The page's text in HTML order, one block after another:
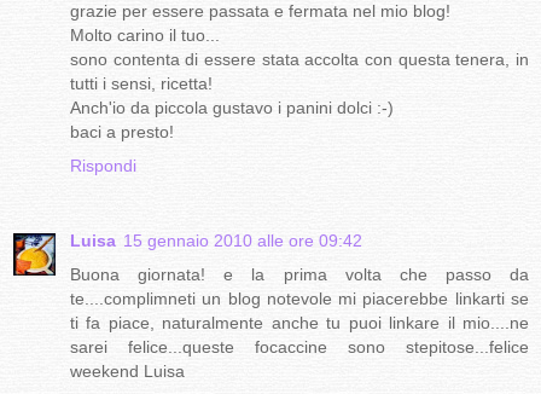
grazie per essere passata e fermata nel mio blog!
Molto carino il tuo...
sono contenta di essere stata accolta con questa tenera, in
tutti i sensi, ricetta!
Anch'io da piccola gustavo i panini dolci :-)
baci a presto!
Rispondi
Luisa 15 gennaio 2010 alle ore 09:42
Buona giornata! e la prima volta che passo da
te....complimneti un blog notevole mi piacerebbe linkarti se
ti fa piace, naturalmente anche tu puoi linkare il mio....ne
sarei felice...queste focaccine sono stepitose...felice
weekend Luisa